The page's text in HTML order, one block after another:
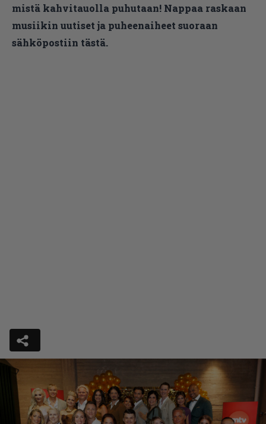
mistä kahvitauolla puhutaan! Nappaa raskaan
musiikin uutiset ja puheenaiheet suoraan
sähköpostiin tästä.